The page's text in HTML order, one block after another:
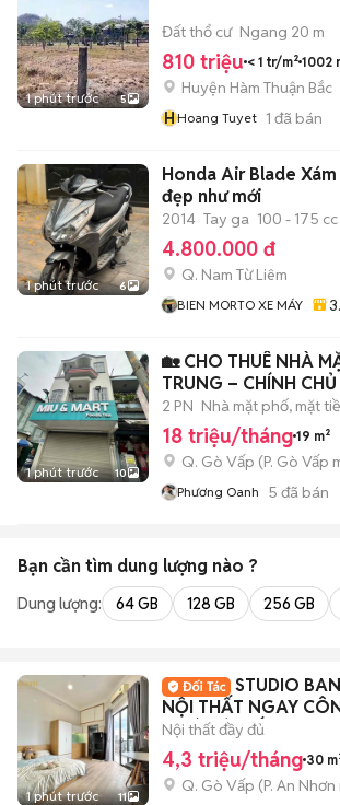
1 phút trước 5
Đất thổ cư Ngang 20 m
810 triệu < 1 tr/m² 1002
Huyện Hàm Thuận Bắc
HHoang Tuyet 1 đã bán
1 phút trước 6
Honda Air Blade
đẹp như mới
2014 Tay ga 100 - 175 cc
4.800.000 đ
Q. Nam Từ Liêm
BIEN MORTO XE MÁY
1 phút trước 10
🏡 CHO THUÊ NHÀ
TRUNG – CHÍNH
2 PN Nhà mặt phố, mặt
18 triệu/tháng 19 m²
Q. Gò Vấp (P. Gò Vấp
Phương Oanh 5 đã bán
Bạn cần tìm dung lượng nào ?
Dung lượng: 64 GB 128 GB 256 GB
1 phút trước 11
STUDIO
NỘI THẤT NGAY
HOÁ GÒ VẤP
Nội thất đầy đủ
4,3 triệu/tháng 30
Q. Gò Vấp (P. An Nhơn